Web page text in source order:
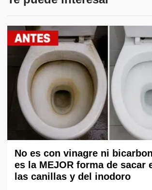
No es con vinagre ni
es la MEJOR forma de sacar
las canillas y del inodoro